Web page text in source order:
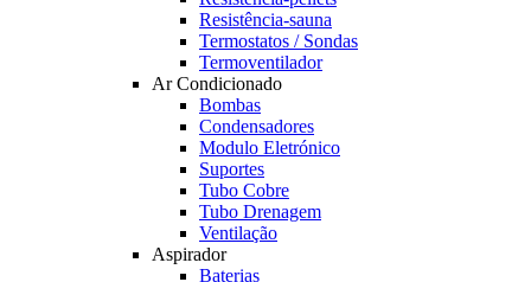
Resistência-sauna
Termostatos / Sondas
Termoventilador
Ar Condicionado
Bombas
Condensadores
Modulo Eletrónico
Suportes
Tubo Cobre
Tubo Drenagem
Ventilação
Aspirador
Baterias